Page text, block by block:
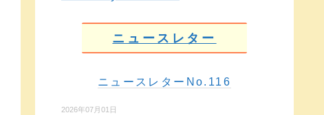
ニュースレター
ニュースレターNo.116
2026年07月01日